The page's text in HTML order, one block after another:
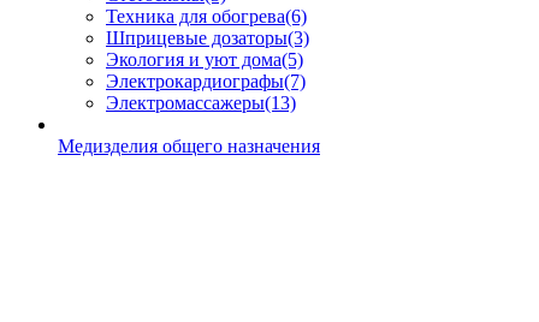
Техника для обогрева(6)
Шприцевые дозаторы(3)
Экология и уют дома(5)
Электрокардиографы(7)
Электромассажеры(13)
Медизделия общего назначения